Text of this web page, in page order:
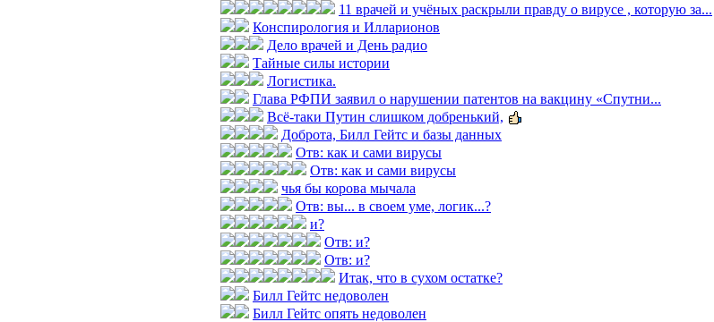
11 врачей и учёных раскрыли правду о вирусе , которую за...
Конспирология и Илларионов
Дело врачей и День радио
Тайные силы истории
Логистика.
Глава РФПИ заявил о нарушении патентов на вакцину «Спутни...
Всё-таки Путин слишком добренький,
Доброта, Билл Гейтс и базы данных
Отв: как и сами вирусы
Отв: как и сами вирусы
чья бы корова мычала
Отв: вы... в своем уме, логик...?
и?
Отв: и?
Отв: и?
Итак, что в сухом остатке?
Билл Гейтс недоволен
Билл Гейтс опять недоволен